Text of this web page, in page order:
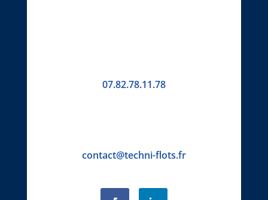
07.82.78.11.78
contact@techni-flots.fr